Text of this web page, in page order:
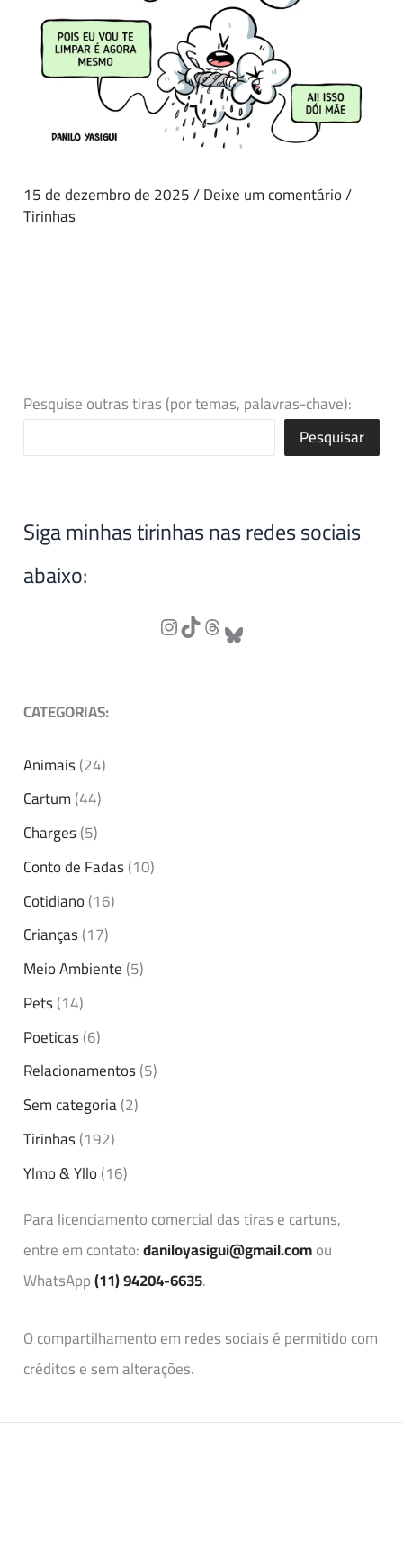
15 de dezembro de 2025/Deixe um comentário/
Tirinhas
Pesquise outras tiras (por temas, palavras-chave):
Pesquisar
Siga minhas tirinhas nas redes sociais
abaixo:
CATEGORIAS:
Animais(24)
Cartum(44)
Charges(5)
Conto de Fadas(10)
Cotidiano(16)
Crianças(17)
Meio Ambiente(5)
Pets(14)
Poeticas(6)
Relacionamentos(5)
Sem categoria(2)
Tirinhas(192)
Ylmo & Yllo(16)
Para licenciamento comercial das tiras e cartuns,
entre em contato:daniloyasigui@gmail.comou
WhatsApp(11) 94204-6635.
O compartilhamento em redes sociais é permitido com
créditos e sem alterações.